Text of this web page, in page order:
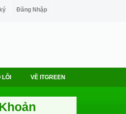
Đăng Nhập
LỖI VỀ ITGREEN